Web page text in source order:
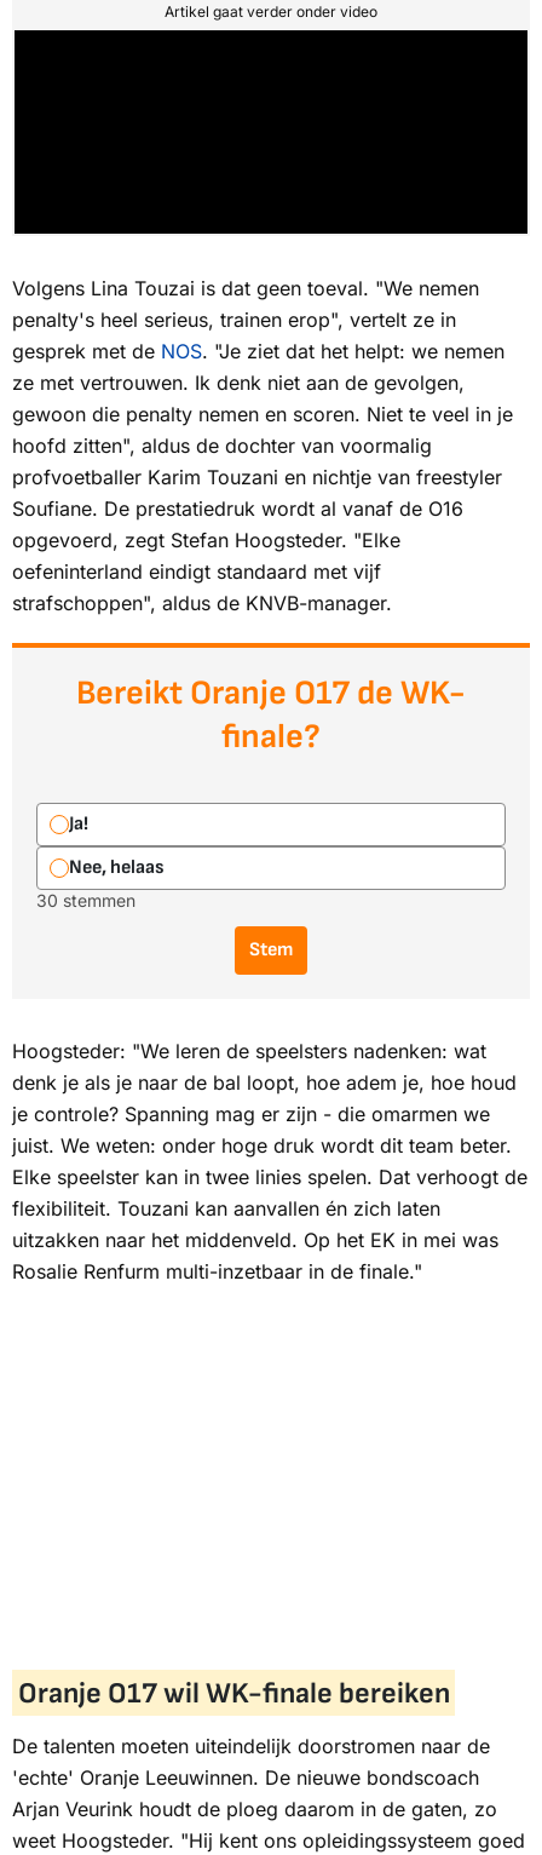
Artikel gaat verder onder video
Volgens Lina Touzai is dat geen toeval. "We nemen
penalty's heel serieus, trainen erop", vertelt ze in
gesprek met de NOS. "Je ziet dat het helpt: we nemen
ze met vertrouwen. Ik denk niet aan de gevolgen,
gewoon die penalty nemen en scoren. Niet te veel in je
hoofd zitten", aldus de dochter van voormalig
profvoetballer Karim Touzani en nichtje van freestyler
Soufiane. De prestatiedruk wordt al vanaf de O16
opgevoerd, zegt Stefan Hoogsteder. "Elke
oefeninterland eindigt standaard met vijf
strafschoppen", aldus de KNVB-manager.
Bereikt Oranje O17 de WK-
finale?
Ja!
Nee, helaas
30 stemmen
Stem
Hoogsteder: "We leren de speelsters nadenken: wat
denk je als je naar de bal loopt, hoe adem je, hoe houd
je controle? Spanning mag er zijn - die omarmen we
juist. We weten: onder hoge druk wordt dit team beter.
Elke speelster kan in twee linies spelen. Dat verhoogt de
flexibiliteit. Touzani kan aanvallen én zich laten
uitzakken naar het middenveld. Op het EK in mei was
Rosalie Renfurm multi-inzetbaar in de finale."
Oranje O17 wil WK-finale bereiken
De talenten moeten uiteindelijk doorstromen naar de
'echte' Oranje Leeuwinnen. De nieuwe bondscoach
Arjan Veurink houdt de ploeg daarom in de gaten, zo
weet Hoogsteder. "Hij kent ons opleidingssysteem goed